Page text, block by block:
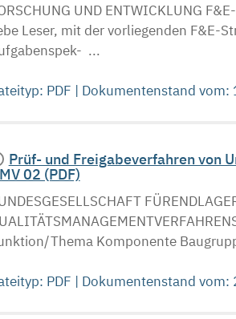
UND ENTWICKLUNG
Leser, mit der vorliegenden F&E-
...
PDF | Dokumentenstand
Prüf- und Freigabeverfahren von
02 (PDF)
Thema Komponente
PDF | Dokumentenstand